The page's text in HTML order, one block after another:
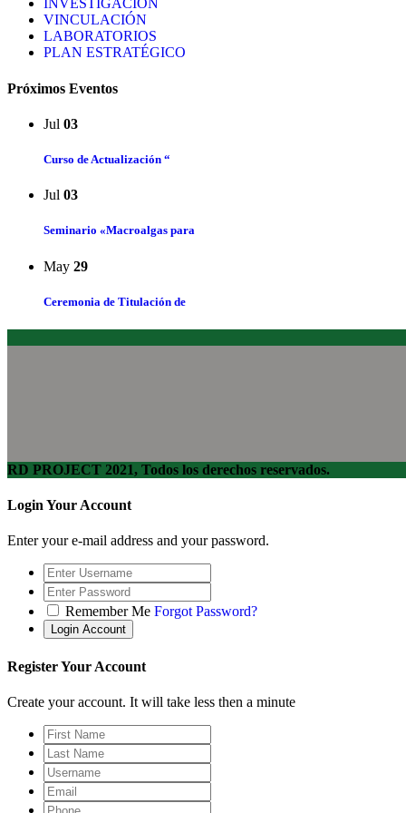
INVESTIGACIÓN
VINCULACIÓN
LABORATORIOS
PLAN ESTRATÉGICO
Próximos Eventos
Jul 03
Curso de Actualización “
Jul 03
Seminario «Macroalgas para
May 29
Ceremonia de Titulación de
RD PROJECT 2021, Todos los derechos reservados.
Login Your Account
Enter your e-mail address and your password.
Remember Me Forgot Password?
Register Your Account
Create your account. It will take less then a minute